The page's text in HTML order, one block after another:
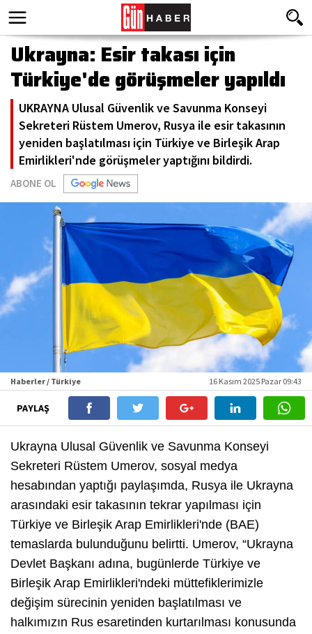
Ukrayna: Esir takası için
Türkiye'de görüşmeler yapıldı
UKRAYNA Ulusal Güvenlik ve Savunma Konseyi
Sekreteri Rüstem Umerov, Rusya ile esir takasının
yeniden başlatılması için Türkiye ve Birleşik Arap
Emirlikleri'nde görüşmeler yaptığını bildirdi.
ABONE OL
Haberler / Türkiye 16 Kasım 2025 Pazar 09:43
PAYLAŞ
Ukrayna Ulusal Güvenlik ve Savunma Konseyi
Sekreteri Rüstem Umerov, sosyal medya
hesabından yaptığı paylaşımda, Rusya ile Ukrayna
arasındaki esir takasının tekrar yapılması için
Türkiye ve Birleşik Arap Emirlikleri'nde (BAE)
temaslarda bulunduğunu belirtti. Umerov, “Ukrayna
Devlet Başkanı adına, bugünlerde Türkiye ve
Birleşik Arap Emirlikleri'ndeki müttefiklerimizle
değişim sürecinin yeniden başlatılması ve
halkımızın Rus esaretinden kurtarılması konusunda